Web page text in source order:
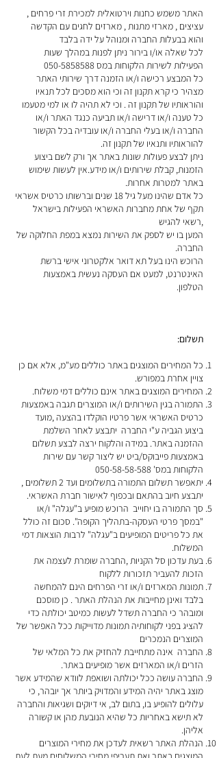
האתר משמש כחנות וירטואלית למכירת זרי פרחים ,
עציצים , מארזי מתנות , מארזים לחגים עם הקדשה
והוא בבעלות החברה ומנוהל על ידה בלבד
לכל שאלה או/ו בירור ניתן לפנות במהלך שעות
הפעילות לשירות הלקוחות במס 050-5858588
כל המבצע רכישה ו/או הזמנה דרך שירותי האתר
מצהיר כי קרא תקנון זה וכי הוא מסכים לכל תנאיו
והוראותיו של תקנון זה . וכי לא תהיה לו או למי מטעמו
כל טענה ו/או דרישה ו/או תביעה כנגד האתר ו/או
החברה ו/או בעלי החברה ו/או עובדיה בכל הקשור
להוראותיו ותנאיו של תקנון זה.
ניתן לבצע פעולות שונות באתר אך ורק לשם ביצוע
הזמנות, קבלת שירותים ו/או מידע.אין לעשות שימוש
באתר למטרות אחרות.
כל אדם שהינו מעל גיל 18 שנים וברשותו כרטיס אשראי
תקף של אחת מחברות האשראי הפעילות בישראל
,רשאי להגיש
המען בו יש לספק את השירות נמצא במפת החלוקה של
החברה.
הרוכש הינו בעל תא דואר אלקטרוני אישי ברשת
האינטרנט, למעט אם העסקה נעשית באמצעות
הטלפון.
תשלום:
כל המחירים המוצגים באתר כוללים מע"מ, אלא אם כן
צויין אחרת במפורש.
המחירים המוצגים באתר אינם כוללים דמי משלוח.
התמורה בגין השירותים ו/או המוצרים תגבה באמצעות
כרטיס האשראי אשר פרטיו הוקלדו בהצעה ,מועד
ביצוע הגביה ע"י החברה יתבצע לאחר השלמת
ההזמנה באתר. במידה והלקוח ירצה לבצע תשלום
באמצעות פייבוקס/ביט יש ליצור קשר עם שירות
הלקוחות במס' 050-58-58-588
יתאפשר תשלום התמורה בתשלומים ועד 2 תשלומים ,
יתבצע חיוב בהתאם ובכפוף לאישור חברת האשראי.
סך התמורה בו יחוייב הרוכש מופיע ב"עגלה" ו/או
"במסך פרטי העסקה-בתהליך הקופה". סכום זה כולל
את כל פריטים המופיעים ב"עגלה" לרבות הוצאות דמי
המשלוח.
בעת עדכון סל הקניות ,החברה שומרת לעצמה את
הזכות להעביר תזכורות ללקוח
תמונות המארזים ו/או זרי הפרחים הינם להמחשה
בלבד ואינן מחייבות את הנהלת האתר . כן מוסכם
ומובהר כי החברה תשדל לעשות כמיטב יכולתה כדי
להציג בפני לקוחותיה תמונות מדוייקות ככל האפשר של
המוצרים הנמכרים
החברה אינה מתחייבת להחזיק את כל המלאי של
הזרים ו/או המארזים אשר מופיעים באתר.
החברה עושה ככל יכולתה ושואפת לוודא שהמידע אשר
מוצג באתר יהיה המידע והמדויק ביותר אך יובהר, כי
עלולים להופיע בו, בתום לב, אי דיוקים ושגיאות והחברה
לא תישא באחריות כל שהיא הנובעת מהן או קשורה
אליהן.
הנהלת האתר רשאית לעדכן את מחירי המוצרים